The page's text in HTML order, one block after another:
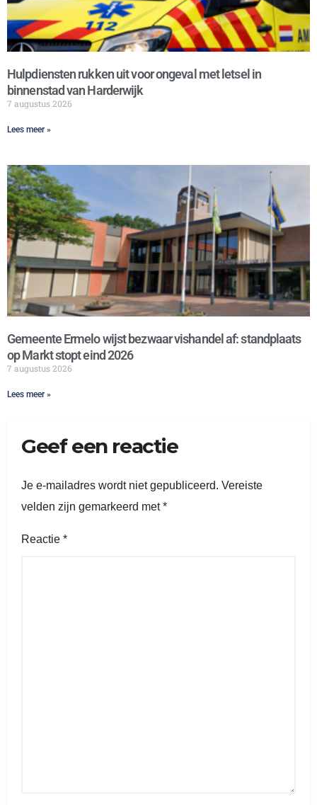
Hulpdiensten rukken uit voor ongeval met letsel in
binnenstad van Harderwijk
7 augustus 2026
Lees meer »
Gemeente Ermelo wijst bezwaar vishandel af: standplaats
op Markt stopt eind 2026
7 augustus 2026
Lees meer »
Geef een reactie
Je e-mailadres wordt niet gepubliceerd. Vereiste
velden zijn gemarkeerd met*
Reactie *